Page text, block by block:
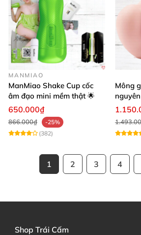
MANMIAO
ManMiao Shake Cup cốc
âm đạo mini mềm thật 🌟
650.000₫
866.000₫
-25%
(382)
Mông
khít
1 2 3 4
Shop Trái Cấm